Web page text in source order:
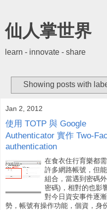
仙人掌世界
learn - innovate - share
Showing posts with
Jan 2, 2012
使用 TOTP 與 Google
Authenticator 實作 Two-
authentication
在食衣住行育樂都
許多網路帳號，但
組合，當遇到密碼
密碼)，相對的也影
對今日資安事件逐
勢，帳號有操作功能，個資，身